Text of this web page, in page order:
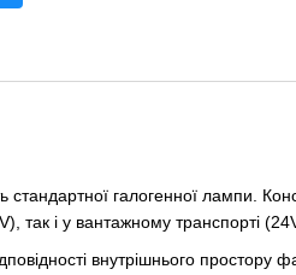
галогенної лампи.
так і у вантажному транспорті
внутрішнього простору